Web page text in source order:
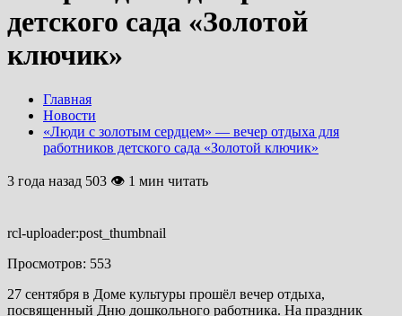
детского сада «Золотой
ключик»
Главная
Новости
«Люди с золотым сердцем» — вечер отдыха для
работников детского сада «Золотой ключик»
3 года назад 503 👁 1 мин читать
rcl-uploader:post_thumbnail
Просмотров: 553
27 сентября в Доме культуры прошёл вечер отдыха,
посвященный Дню дошкольного работника. На праздник